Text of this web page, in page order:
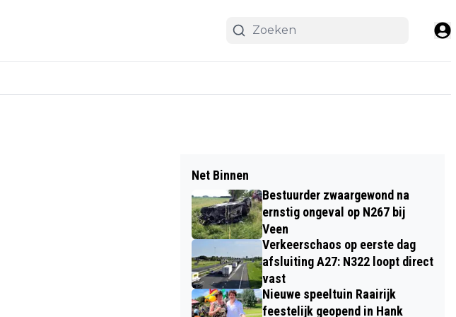
Net Binnen
Bestuurder zwaargewond na
ernstig ongeval op N267 bij
Veen
Verkeerschaos op eerste dag
afsluiting A27: N322 loopt direct
vast
Nieuwe speeltuin Raairijk
feestelijk geopend in Hank